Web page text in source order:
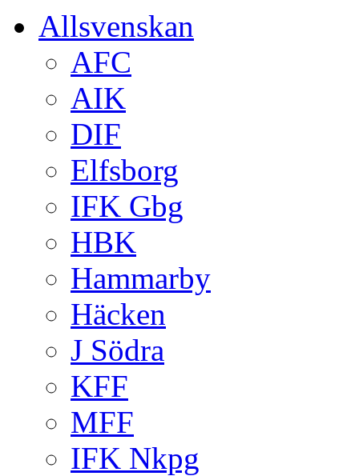
Allsvenskan
AFC
AIK
DIF
Elfsborg
IFK Gbg
HBK
Hammarby
Häcken
J Södra
KFF
MFF
IFK Nkpg